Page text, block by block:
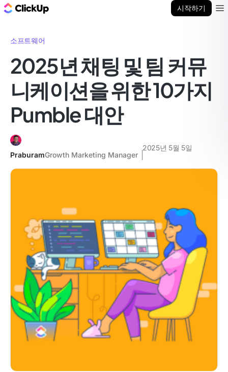
시작하기
소프트웨어
2025년 채팅 및 팀 커뮤
니케이션을 위한 10가지
Pumble 대안
PraburamGrowth Marketing Manager
2025년 5월 5일